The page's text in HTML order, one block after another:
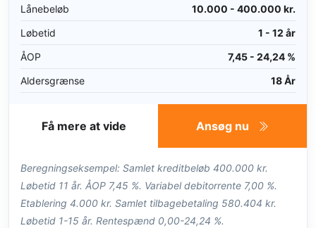
Lånebeløb
10.000 - 400.000 kr.
Løbetid
1 - 12 år
ÅOP
7,45 - 24,24 %
Aldersgrænse
18 År
Ansøg nu
Få mere at vide
Beregningseksempel: Samlet kreditbeløb 400.000 kr.
Løbetid 11 år. ÅOP 7,45 %. Variabel debitorrente 7,00 %.
Etablering 4.000 kr. Samlet tilbagebetaling 580.404 kr.
Løbetid 1-15 år. Rentespænd 0,00-24,24 %.